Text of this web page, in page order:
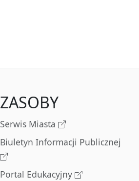
ZASOBY
Serwis Miasta
Biuletyn Informacji Publicznej
Portal Edukacyjny